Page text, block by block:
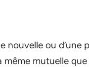
nouvelle ou
même mutuelle